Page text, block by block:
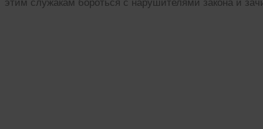
этим служакам бороться с нарушителями закона и